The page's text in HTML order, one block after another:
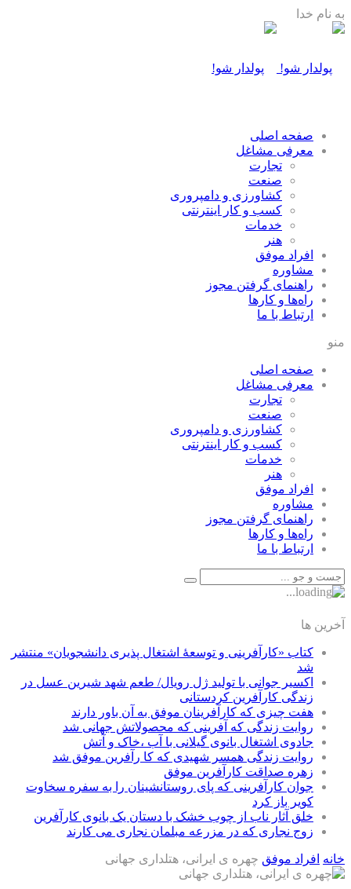
به نام خدا
صفحه اصلی
معرفی مشاغل
تجارت
صنعت
كشاورزی و دامپروری
كسب و كار اينترنتی
خدمات
هنر
افراد موفق
مشاوره
راهنمای گرفتن مجوز
راه‌ها و كارها
ارتباط با ما
منو
صفحه اصلی
معرفی مشاغل
تجارت
صنعت
كشاورزی و دامپروری
كسب و كار اينترنتی
خدمات
هنر
افراد موفق
مشاوره
راهنمای گرفتن مجوز
راه‌ها و كارها
ارتباط با ما
آخرین ها
کتاب «کارآفرینی و توسعۀ اشتغال پذیری دانشجویان» منتشر
شد
اکسیر جوانی با تولید ژل رویال/ طعم شهد شیرین عسل‌ در
زندگی کارآفرین کردستانی
هفت چیزی که کارآفرینان موفق به آن باور دارند
روایت زندگی که آفرینی که محصولاتش جهانی شد
جادوی اشتغال بانوی گیلانی با آب ،خاک و آتش
روایت زندگی همسر شهیدی که کا رآفرین موفق شد
زهره صداقت کارآفرین موفق
جوان کارآفرینی که پای روستانشینان را به سفره سخاوت
کویر باز کرد
خلق آثار ناب از چوب خشک با دستان یک بانوی کارآفرین
زوج نجاری که در مزرعه مبلمان نجاری می کارند
خانه افراد موفق چهره ی ایرانی، هتلداری جهانی